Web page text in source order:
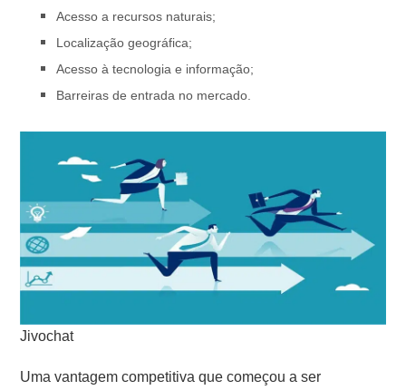
Acesso a recursos naturais;
Localização geográfica;
Acesso à tecnologia e informação;
Barreiras de entrada no mercado.
Jivochat
Uma vantagem competitiva que começou a ser